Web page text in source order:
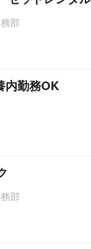
部
内勤務OK
部